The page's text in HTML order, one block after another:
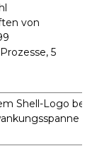
von
5
Shell-Logo
85